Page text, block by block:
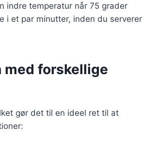
indre temperatur når 75 grader
i et par minutter, inden du serverer
med forskellige
gør det til en ideel ret til at